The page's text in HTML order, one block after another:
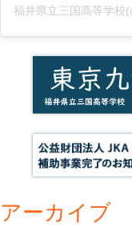
アーカイブ